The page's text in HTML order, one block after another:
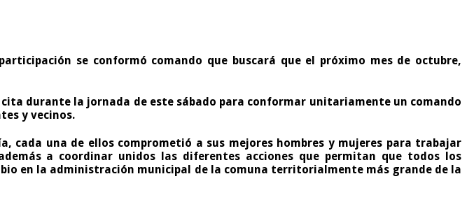
se conformó comando que buscará que el próximo mes de octubre,
durante la jornada de este sábado para conformar unitariamente un comando
y vecinos.
cada una de ellos comprometió a sus mejores hombres y mujeres para trabajar
a coordinar unidos las diferentes acciones que permitan que todos los
en la administración municipal de la comuna territorialmente más grande de la